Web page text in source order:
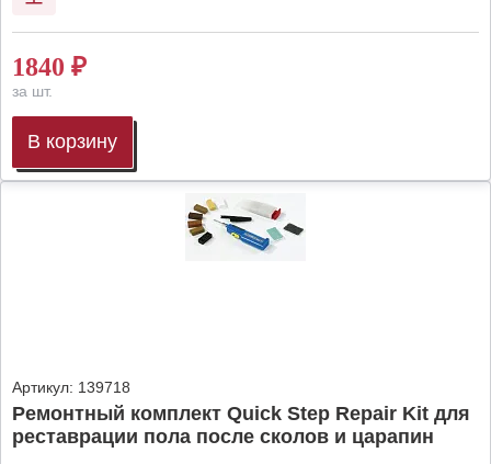
1840 ₽
за шт.
В корзину
Артикул: 139718
Ремонтный комплект Quick Step Repair Kit для
реставрации пола после сколов и царапин